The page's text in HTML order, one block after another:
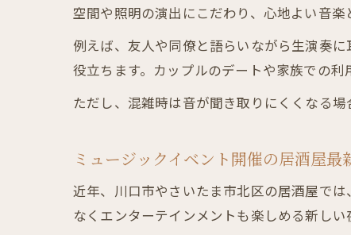
空間や照明の演出にこだわり、心地よい音楽
例えば、友人や同僚と語らいながら生演奏
役立ちます。カップルのデートや家族での利
ただし、混雑時は音が聞き取りにくくなる
ミュージックイベント開催の居酒屋最
近年、川口市やさいたま市北区の居酒屋で
なくエンターテインメントも楽しめる新しい